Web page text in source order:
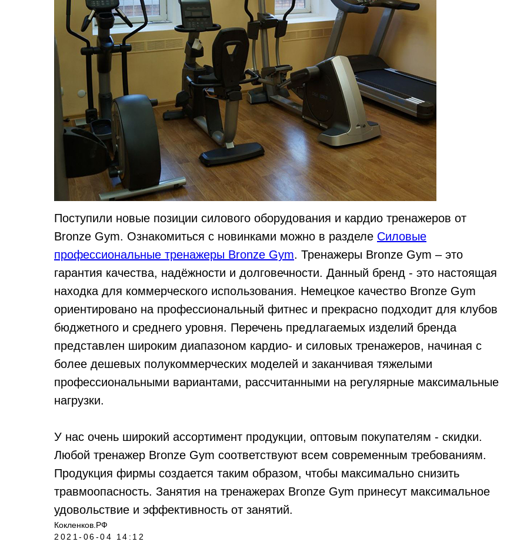
Поступили новые позиции силового оборудования и кардио тренажеров от
Bronze Gym. Ознакомиться с новинками можно в разделе Силовые
профессиональные тренажеры Bronze Gym. Тренажеры Bronze Gym – это
гарантия качества, надёжности и долговечности. Данный бренд - это настоящая
находка для коммерческого использования. Немецкое качество Bronze Gym
ориентировано на профессиональный фитнес и прекрасно подходит для клубов
бюджетного и среднего уровня. Перечень предлагаемых изделий бренда
представлен широким диапазоном кардио- и силовых тренажеров, начиная с
более дешевых полукоммерческих моделей и заканчивая тяжелыми
профессиональными вариантами, рассчитанными на регулярные максимальные
нагрузки.
У нас очень широкий ассортимент продукции, оптовым покупателям - скидки.
Любой тренажер Bronze Gym соответствуют всем современным требованиям.
Продукция фирмы создается таким образом, чтобы максимально снизить
травмоопасность. Занятия на тренажерах Bronze Gym принесут максимальное
удовольствие и эффективность от занятий.
Кокленков.РФ
2021-06-04 14:12